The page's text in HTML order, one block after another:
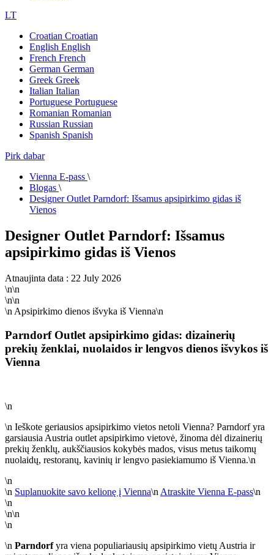
LT
Croatian Croatian
English English
French French
German German
Greek Greek
Italian Italian
Portuguese Portuguese
Romanian Romanian
Russian Russian
Spanish Spanish
Pirk dabar
Vienna E-pass \
Blogas \
Designer Outlet Parndorf: Išsamus apsipirkimo gidas iš
Vienos
Designer Outlet Parndorf: Išsamus
apsipirkimo gidas iš Vienos
Atnaujinta data : 22 July 2026
\n\n
\n\n
\n Apsipirkimo dienos išvyka iš Vienna\n
Parndorf Outlet apsipirkimo gidas: dizainerių
prekių ženklai, nuolaidos ir lengvos dienos išvykos iš
Vienna
\n
\n Ieškote geriausios apsipirkimo vietos netoli Vienna? Parndorf yra
garsiausia Austria outlet apsipirkimo vietovė, žinoma dėl dizainerių
prekių ženklų, aukščiausios kokybės mados, visus metus taikomų
nuolaidų, restoranų, kavinių ir lengvo pasiekiamumo iš Vienna.\n
\n
\n Suplanuokite savo kelionę į Vienna\n Atraskite Vienna E-pass\n
\n
\n\n
\n
\n Parndorfyra viena populiariausių apsipirkimo vietų Austria ir